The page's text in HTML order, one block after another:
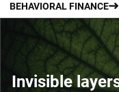
BEHAVIORAL FINANCE
Invisible